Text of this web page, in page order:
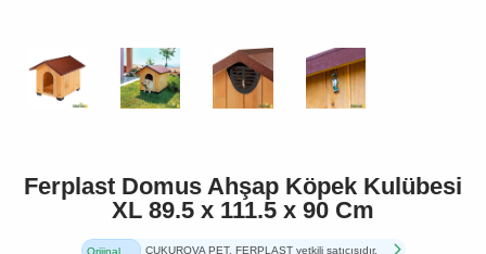
Ferplast Domus Ahşap Köpek Kulübesi
XL 89.5 x 111.5 x 90 Cm
Orijinal
ÇUKUROVA PET, FERPLAST yetkili satıcısıdır.